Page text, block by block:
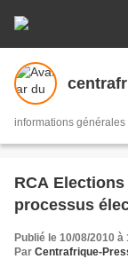
informations
RCA
processus
Publié le 10/08/2010 à
Par Centrafrique-